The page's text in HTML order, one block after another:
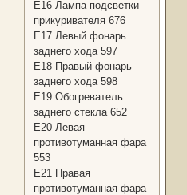
Е16 Лампа подсветки
прикуривателя 676
Е17 Левый фонарь
заднего хода 597
Е18 Правый фонарь
заднего хода 598
Е19 Обогреватель
заднего стекла 652
Е20 Левая
противотуманная фара
553
Е21 Правая
противотуманная фара